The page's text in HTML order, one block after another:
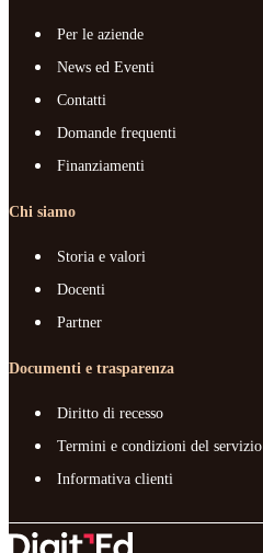
Per le aziende
News ed Eventi
Contatti
Domande frequenti
Finanziamenti
Chi siamo
Storia e valori
Docenti
Partner
Documenti e trasparenza
Diritto di recesso
Termini e condizioni del servizio
Informativa clienti